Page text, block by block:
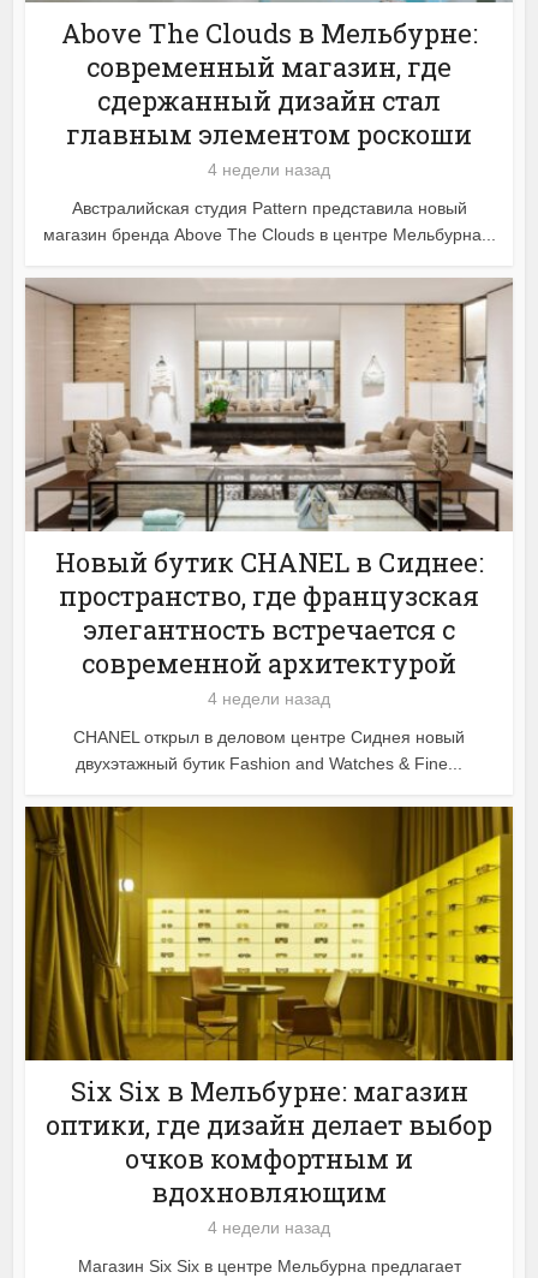
Above The Clouds в Мельбурне:
современный магазин, где
сдержанный дизайн стал
главным элементом роскоши
4 недели назад
Австралийская студия Pattern представила новый
магазин бренда Above The Clouds в центре Мельбурна...
Новый бутик CHANEL в Сиднее:
пространство, где французская
элегантность встречается с
современной архитектурой
4 недели назад
CHANEL открыл в деловом центре Сиднея новый
двухэтажный бутик Fashion and Watches & Fine...
Six Six в Мельбурне: магазин
оптики, где дизайн делает выбор
очков комфортным и
вдохновляющим
4 недели назад
Магазин Six Six в центре Мельбурна предлагает